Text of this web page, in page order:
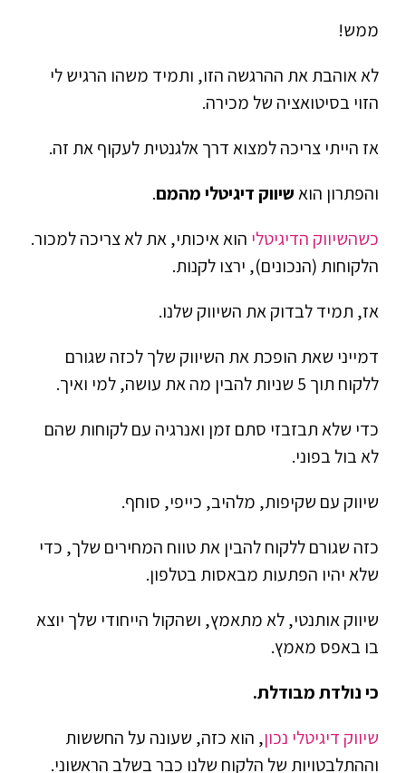
ממש!
לא אוהבת את ההרגשה הזו, ותמיד משהו הרגיש לי
הזוי בסיטואציה של מכירה.
אז הייתי צריכה למצוא דרך אלגנטית לעקוף את זה.
והפתרון הואשיווק דיגיטלי מהמם.
כשהשיווק הדיגיטלי הוא איכותי, את לא צריכה למכור.
הלקוחות (הנכונים), ירצו לקנות.
אז, תמיד לבדוק את השיווק שלנו.
דמייני שאת הופכת את השיווק שלך לכזה שגורם
ללקוח תוך 5 שניות להבין מה את עושה, למי ואיך.
כדי שלא תבזבזי סתם זמן ואנרגיה עם לקוחות שהם
לא בול בפוני.
שיווק עם שקיפות, מלהיב, כייפי, סוחף.
כזה שגורם ללקוח להבין את טווח המחירים שלך, כדי
שלא יהיו הפתעות מבאסות בטלפון.
שיווק אותנטי, לא מתאמץ, ושהקול הייחודי שלך יוצא
בו באפס מאמץ.
כי נולדת מבודלת.
שיווק דיגיטלי נכון, הוא כזה, שעונה על החששות
וההתלבטויות של הלקוח שלנו כבר בשלב הראשוני.